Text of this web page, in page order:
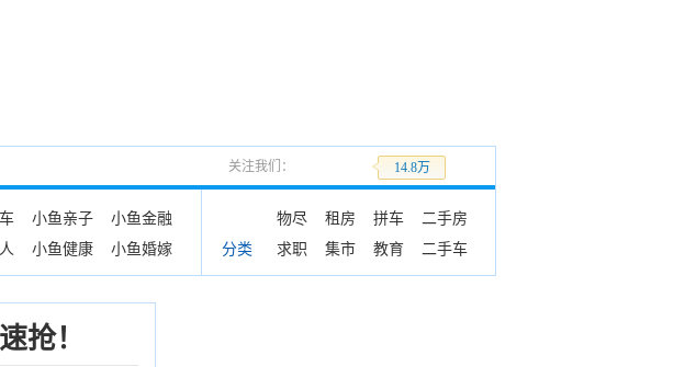
关注我们： 14.8万
小鱼亲子
小鱼金融
小鱼健康 小鱼婚嫁 分类
物尽 租房 拼车
二手房
求职
集市 教育 二手车
抢！